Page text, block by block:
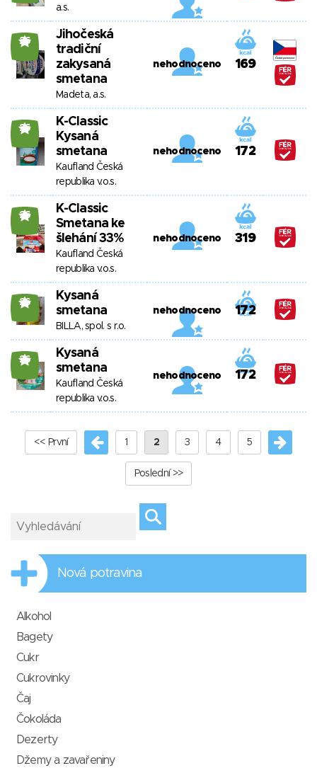
a.s.
26
Jihočeská
tradiční
zakysaná
smetana
Madeta, a.s.
nehodnoceno 169
26
K-Classic
Kysaná
smetana
Kaufland Česká
republika v.o.s.
nehodnoceno 172
26
K-Classic
Smetana ke
šlehání 33%
Kaufland Česká
republika v.o.s.
nehodnoceno 319
26
Kysaná
smetana
BILLA, spol. s r.o.
nehodnoceno 172
26
Kysaná
smetana
Kaufland Česká
republika v.o.s.
nehodnoceno 172
<< První 1 2 3 4 5
Poslední >>
Nová potravina
Alkohol
Bagety
Cukr
Cukrovinky
Čaj
Čokoláda
Dezerty
Džemy a zavařeniny